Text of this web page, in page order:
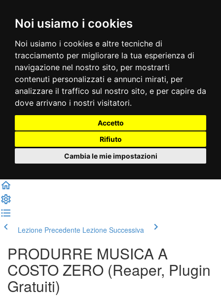
Noi usiamo i cookies
Noi usiamo i cookies e altre tecniche di
tracciamento per migliorare la tua esperienza di
navigazione nel nostro sito, per mostrarti
contenuti personalizzati e annunci mirati, per
analizzare il traffico sul nostro sito, e per capire da
dove arrivano i nostri visitatori.
Accetto
Rifiuto
Cambia le mie impostazioni
Lezione Precedente Lezione Successiva
PRODURRE MUSICA A
COSTO ZERO (Reaper, Plugin
Gratuiti)